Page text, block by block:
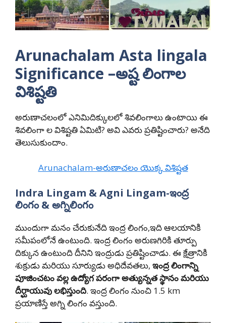
Arunachalam Asta lingala
Significance –అష్ట లింగాల
విశిష్టతి
అరుణాచలంలో ఎనిమిదిక్కులలో శివలింగాలు ఉంటాయి ఈ
శివలింగా ల విశిష్టతి ఏమిటి? అవి ఎవరు ప్రతిష్టించారు? అనేది
తెలుసుకుందాం.
Arunachalam-అరుణాచలం యొక్క విశిష్టత
Indra Lingam &Agni Lingam-ఇంద్ర
లింగం &అగ్నిలింగం
ముందుగా మనం చేరుకునేది ఇంద్ర లింగం,ఇది ఆలయానికి
సమీపంలోనే ఉంటుంది. ఇంద్ర లింగం అరుణగిరికి తూర్పు
దిక్కున ఉంటుంది దీనిని ఇంద్రుడు ప్రతిష్టించాడు. ఈ క్షేత్రానికి
శుక్రుడు మరియు సూర్యుడు అధిదేవతలు, ఇంద్ర లింగాన్ని
పూజించటం వల్ల ఉద్యోగ పరంగా అత్యున్నత స్థానం మరియు
దీర్ఘాయువులభిస్తుంది. ఇంద్ర లింగం నుంచి 1.5 km
ప్రయాణిస్తే అగ్ని లింగం వస్తుంది.